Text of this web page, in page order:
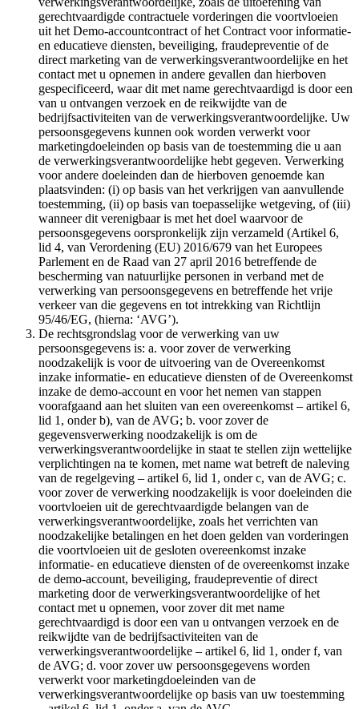
gerechtvaardigde contractuele vorderingen die voortvloeien
uit het Demo-accountcontract of het Contract voor informatie-
en educatieve diensten, beveiliging, fraudepreventie of de
direct marketing van de verwerkingsverantwoordelijke en het
contact met u opnemen in andere gevallen dan hierboven
gespecificeerd, waar dit met name gerechtvaardigd is door een
van u ontvangen verzoek en de reikwijdte van de
bedrijfsactiviteiten van de verwerkingsverantwoordelijke. Uw
persoonsgegevens kunnen ook worden verwerkt voor
marketingdoeleinden op basis van de toestemming die u aan
de verwerkingsverantwoordelijke hebt gegeven. Verwerking
voor andere doeleinden dan de hierboven genoemde kan
plaatsvinden: (i) op basis van het verkrijgen van aanvullende
toestemming, (ii) op basis van toepasselijke wetgeving, of (iii)
wanneer dit verenigbaar is met het doel waarvoor de
persoonsgegevens oorspronkelijk zijn verzameld (Artikel 6,
lid 4, van Verordening (EU) 2016/679 van het Europees
Parlement en de Raad van 27 april 2016 betreffende de
bescherming van natuurlijke personen in verband met de
verwerking van persoonsgegevens en betreffende het vrije
verkeer van die gegevens en tot intrekking van Richtlijn
95/46/EG, (hierna: ‘AVG’).
De rechtsgrondslag voor de verwerking van uw
persoonsgegevens is: a. voor zover de verwerking
noodzakelijk is voor de uitvoering van de Overeenkomst
inzake informatie- en educatieve diensten of de Overeenkomst
inzake de demo-account en voor het nemen van stappen
voorafgaand aan het sluiten van een overeenkomst – artikel 6,
lid 1, onder b), van de AVG; b. voor zover de
gegevensverwerking noodzakelijk is om de
verwerkingsverantwoordelijke in staat te stellen zijn wettelijke
verplichtingen na te komen, met name wat betreft de naleving
van de regelgeving – artikel 6, lid 1, onder c, van de AVG; c.
voor zover de verwerking noodzakelijk is voor doeleinden die
voortvloeien uit de gerechtvaardigde belangen van de
verwerkingsverantwoordelijke, zoals het verrichten van
noodzakelijke betalingen en het doen gelden van vorderingen
die voortvloeien uit de gesloten overeenkomst inzake
informatie- en educatieve diensten of de overeenkomst inzake
de demo-account, beveiliging, fraudepreventie of direct
marketing door de verwerkingsverantwoordelijke of het
contact met u opnemen, voor zover dit met name
gerechtvaardigd is door een van u ontvangen verzoek en de
reikwijdte van de bedrijfsactiviteiten van de
verwerkingsverantwoordelijke – artikel 6, lid 1, onder f, van
de AVG; d. voor zover uw persoonsgegevens worden
verwerkt voor marketingdoeleinden van de
verwerkingsverantwoordelijke op basis van uw toestemming